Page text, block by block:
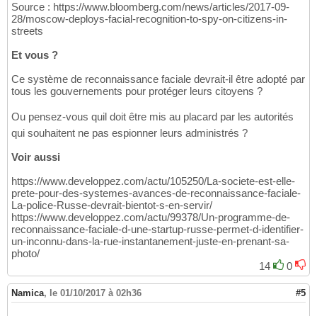
Source : https://www.bloomberg.com/news/articles/2017-09-
28/moscow-deploys-facial-recognition-to-spy-on-citizens-in-
streets
Et vous ?
Ce système de reconnaissance faciale devrait-il être adopté par
tous les gouvernements pour protéger leurs citoyens ?
Ou pensez-vous quil doit être mis au placard par les autorités
qui souhaitent ne pas espionner leurs administrés ?
Voir aussi
https://www.developpez.com/actu/105250/La-societe-est-elle-
prete-pour-des-systemes-avances-de-reconnaissance-faciale-
La-police-Russe-devrait-bientot-s-en-servir/
https://www.developpez.com/actu/99378/Un-programme-de-
reconnaissance-faciale-d-une-startup-russe-permet-d-identifier-
un-inconnu-dans-la-rue-instantanement-juste-en-prenant-sa-
photo/
14
0
Namica, le 01/10/2017 à 02h36 #5